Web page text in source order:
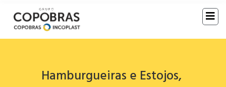
Hamburgueiras e Estojos,